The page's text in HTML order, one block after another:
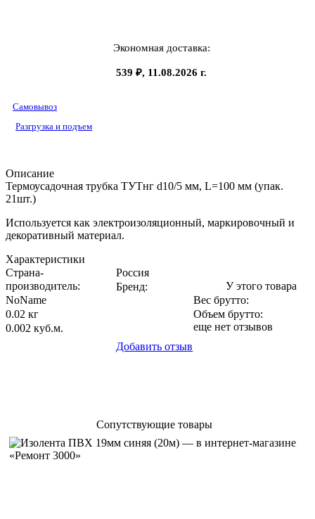
Экономная доставка:
539 ₽, 11.08.2026 г.
Самовывоз
Разгрузка и подъем
Описание
Термоусадочная трубка ТУТнг d10/5 мм, L=100 мм (упак.
21шт.)
Используется как электроизоляционный, маркировочный и
декоративный материал.
Характеристики
Страна-
производитель:
Россия
Бренд:
NoName
Вес брутто:
0.02 кг
Объем брутто:
0.002 куб.м.
У этого товара
еще нет отзывов
Добавить отзыв
Сопутствующие товары